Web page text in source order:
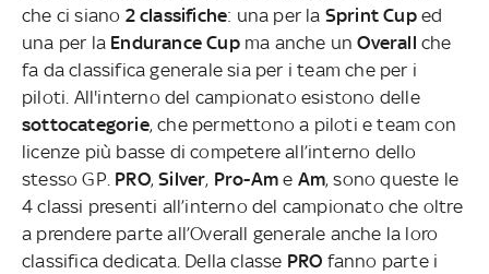
che ci siano 2 classifiche: una per la Sprint Cuped
una per la Endurance Cupma anche unOverallche
fa da classifica generale sia per i team che per i
piloti. All'interno del campionato esistono delle
sottocategorie, che permettono a piloti e team con
licenze più basse di competere all’interno dello
stesso GP. PRO,Silver, Pro-Am e Am, sono queste le
4 classi presenti all’interno del campionato che oltre
a prendere parte all’Overall generale anche la loro
classifica dedicata. Della classe PRO fanno parte i